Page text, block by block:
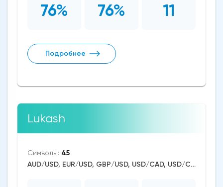
76% 76% 11
Подробнее
Lukash
Символы: 45
AUD/USD, EUR/USD, GBP/USD, USD/CAD, USD/CHF, USD/JPY, CAD/CHF, EUR/AUD, EUR/NZD, EUR/GBP, CAD/JPY, EUR/CHF, GBP/AUD, GBP/NZD, AUD/NZD, GBP/CHF, NZD/CHF, AUD/CHF, EUR/JPY, CHF/JPY, EUR/CAD, GBP/JPY, NZD/JPY, AUD/JPY, NZD/USD, GBP/CAD, NZD/CAD, AUD/CAD, Bitcoin/USD, US Dollar Index, DAX, Dow Jones, NASDAQ 100, S&P 500, Brent Crude Oil, WTI Crude Oil, Natural Gas, Silver, Gold, Copper, Apple, Netflix, Meta Platforms, Amazon, Tesla Motors